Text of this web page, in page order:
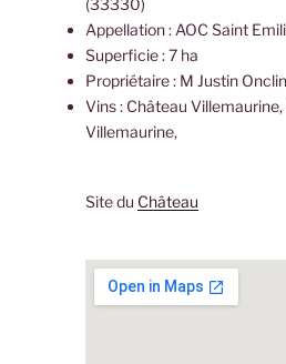
(33330)
Appellation : AOC Saint
Superficie : 7 ha
Propriétaire : M Justin Onclin
Vins : Château
Villemaurine,
Site du Château